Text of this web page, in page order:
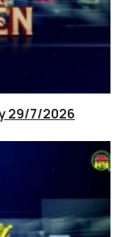
29/7/2026